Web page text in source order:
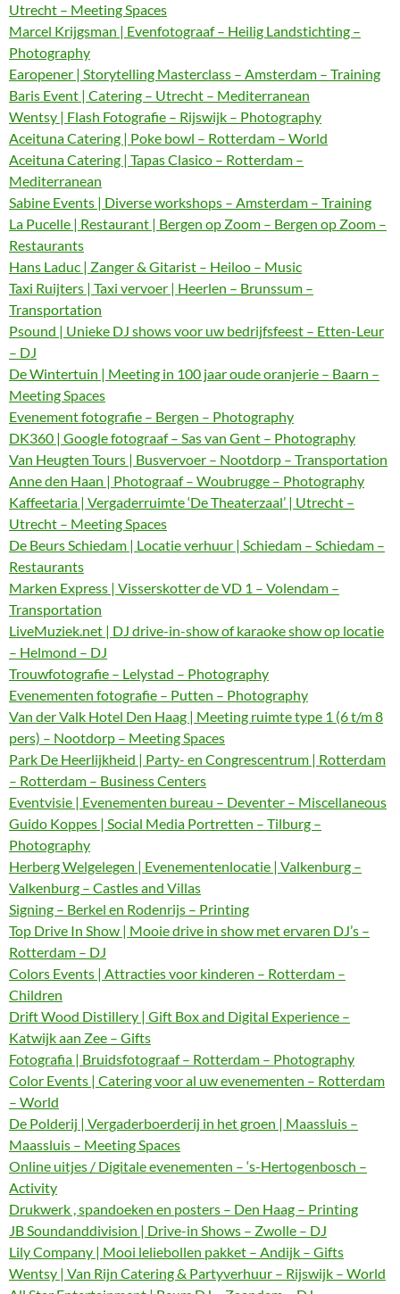
Utrecht – Meeting Spaces
Marcel Krijgsman | Evenfotograaf – Heilig Landstichting –
Photography
Earopener | Storytelling Masterclass – Amsterdam – Training
Baris Event | Catering – Utrecht – Mediterranean
Wentsy | Flash Fotografie – Rijswijk – Photography
Aceituna Catering | Poke bowl – Rotterdam – World
Aceituna Catering | Tapas Clasico – Rotterdam –
Mediterranean
Sabine Events | Diverse workshops – Amsterdam – Training
La Pucelle | Restaurant | Bergen op Zoom – Bergen op Zoom –
Restaurants
Hans Laduc | Zanger & Gitarist – Heiloo – Music
Taxi Ruijters | Taxi vervoer | Heerlen – Brunssum –
Transportation
Psound | Unieke DJ shows voor uw bedrijfsfeest – Etten-Leur
– DJ
De Wintertuin | Meeting in 100 jaar oude oranjerie – Baarn –
Meeting Spaces
Evenement fotografie – Bergen – Photography
DK360 | Google fotograaf – Sas van Gent – Photography
Van Heugten Tours | Busvervoer – Nootdorp – Transportation
Anne den Haan | Photograaf – Woubrugge – Photography
Kaffeetaria | Vergaderruimte ‘De Theaterzaal’ | Utrecht –
Utrecht – Meeting Spaces
De Beurs Schiedam | Locatie verhuur | Schiedam – Schiedam –
Restaurants
Marken Express | Visserskotter de VD 1 – Volendam –
Transportation
LiveMuziek.net | DJ drive-in-show of karaoke show op locatie
– Helmond – DJ
Trouwfotografie – Lelystad – Photography
Evenementen fotografie – Putten – Photography
Van der Valk Hotel Den Haag | Meeting ruimte type 1 (6 t/m 8
pers) – Nootdorp – Meeting Spaces
Park De Heerlijkheid | Party- en Congrescentrum | Rotterdam
– Rotterdam – Business Centers
Eventvisie | Evenementen bureau – Deventer – Miscellaneous
Guido Koppes | Social Media Portretten – Tilburg –
Photography
Herberg Welgelegen | Evenementenlocatie | Valkenburg –
Valkenburg – Castles and Villas
Signing – Berkel en Rodenrijs – Printing
Top Drive In Show | Mooie drive in show met ervaren DJ’s –
Rotterdam – DJ
Colors Events | Attracties voor kinderen – Rotterdam –
Children
Drift Wood Distillery | Gift Box and Digital Experience –
Katwijk aan Zee – Gifts
Fotografia | Bruidsfotograaf – Rotterdam – Photography
Color Events | Catering voor al uw evenementen – Rotterdam
– World
De Polderij | Vergaderboerderij in het groen | Maassluis –
Maassluis – Meeting Spaces
Online uitjes / Digitale evenementen – ‘s-Hertogenbosch –
Activity
Drukwerk , spandoeken en posters – Den Haag – Printing
JB Soundanddivision | Drive-in Shows – Zwolle – DJ
Lily Company | Mooi leliebollen pakket – Andijk – Gifts
Wentsy | Van Rijn Catering & Partyverhuur – Rijswijk – World